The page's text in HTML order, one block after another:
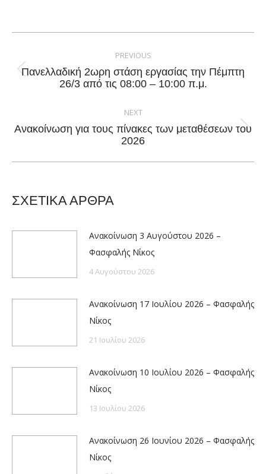
Facebook
X
PinterestLinkedIn
navigation
PREVIOUS
Previous
Πανελλαδική 2ωρη στάση εργασίας την Πέμπτη
26/3 από τις 08:00 – 10:00 π.μ.
NEXT
Next
Ανακοίνωση για τους πίνακες των μεταθέσεων του
2026
ΣΧΕΤΙΚΑ ΑΡΘΡΑ
Ανακοίνωση 3 Αυγούστου 2026 –
Φασφαλής Νίκος
4 Αυγούστου 2026
Ανακοίνωση 17 Ιουλίου 2026 – Φασφαλής
Νίκος
21 Ιουλίου 2026
Ανακοίνωση 10 Ιουλίου 2026 – Φασφαλής
Νίκος
13 Ιουλίου 2026
Ανακοίνωση 26 Ιουνίου 2026 – Φασφαλής
Νίκος